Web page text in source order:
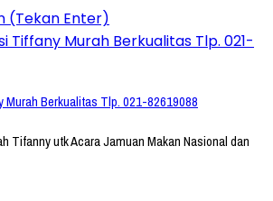
(Tekan Enter)
Berkualitas Tlp. 021-82619088
Tifanny utk Acara Jamuan Makan Nasional dan